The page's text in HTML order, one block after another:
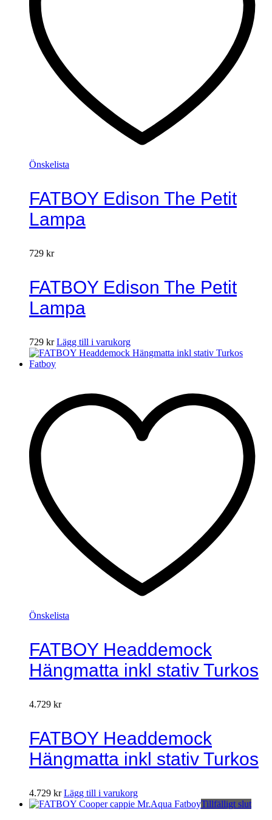
Önskelista
FATBOY Edison The Petit
Lampa
729 kr
FATBOY Edison The Petit
Lampa
729 kr Lägg till i varukorg
Önskelista
FATBOY Headdemock
Hängmatta inkl stativ Turkos
4.729 kr
FATBOY Headdemock
Hängmatta inkl stativ Turkos
4.729 kr Lägg till i varukorg
Tillfälligt slut